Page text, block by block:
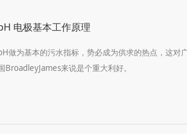
电极基本工作原理
做为基本的污水指标，势必成为供求的热点，这
BroadleyJames来说是个重大利好。